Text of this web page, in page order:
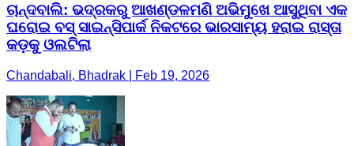
ଚାନ୍ଦବାଲି: ଭଦ୍ରକରୁ ଆଖଣ୍ଡଳମଣି ଅଭିମୁଖେ ଆସୁଥିବା ଏକ
ଘରୋଇ ବସ୍ ସାଇନ୍ସିପାର୍କ ନିକଟରେ ଭାରସାମ୍ୟ ହରାଇ ରାସ୍ତା
କଡ଼କୁ ଓଲଟିଲା
Chandabali, Bhadrak | Feb 19, 2026